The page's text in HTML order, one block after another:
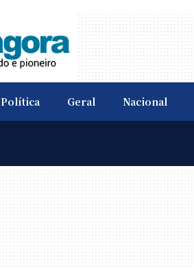
Política Geral Nacional